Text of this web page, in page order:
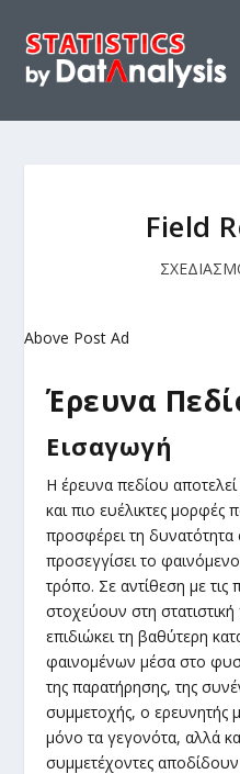
Field
Above Post Ad
Έρευνα
Εισαγωγή
Η έρευνα πεδίου αποτελεί
και πιο ευέλικτες μορφές
προσφέρει τη
προσεγγίσει το
τρόπο. Σε αντίθεση με
στοχεύουν στη
επιδιώκει τη βαθύτερη
φαινομένων μέσα στο
της παρατήρησης, της
συμμετοχής, ο ερευνητής
μόνο τα γεγονότα, αλλά
συμμετέχοντες αποδίδουν